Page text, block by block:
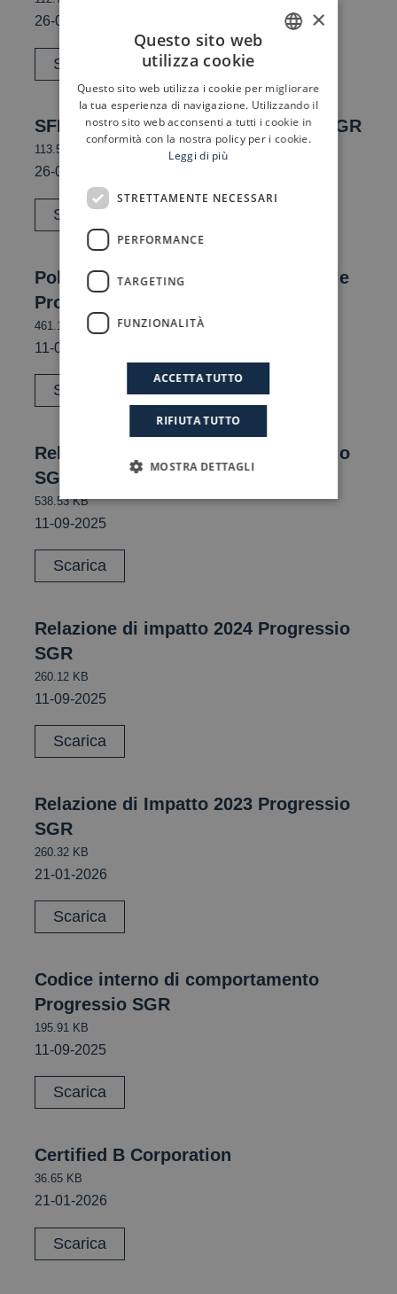
26-09-2025
Scarica
SFDR Disclosure art.3 Progressio SGR
113.57 KB
26-09-2025
Scarica
Politica di investimento responsabile
Progressio SGR
461.12 KB
11-09-2025
Scarica
Relazione di impatto 2025 Progressio
SGR
538.53 KB
11-09-2025
Scarica
Relazione di impatto 2024 Progressio
SGR
260.12 KB
11-09-2025
Scarica
Relazione di Impatto 2023 Progressio
SGR
260.32 KB
21-01-2026
Scarica
Codice interno di comportamento
Progressio SGR
195.91 KB
11-09-2025
Scarica
Certified B Corporation
36.65 KB
21-01-2026
Scarica
ENGLISH
×
Questo sito web
utilizza cookie
Questo sito web utilizza i cookie per migliorare
la tua esperienza di navigazione. Utilizzando il
nostro sito web acconsenti a tutti i cookie in
conformità con la nostra policy per i cookie.
Leggi di più
STRETTAMENTE NECESSARI
PERFORMANCE
TARGETING
FUNZIONALITÀ
ACCETTA TUTTO
RIFIUTA TUTTO
MOSTRA DETTAGLI